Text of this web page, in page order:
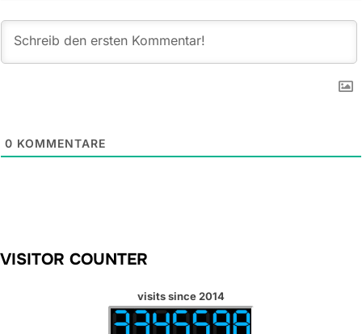
0 KOMMENTARE
VISITOR COUNTER
visits since 2014